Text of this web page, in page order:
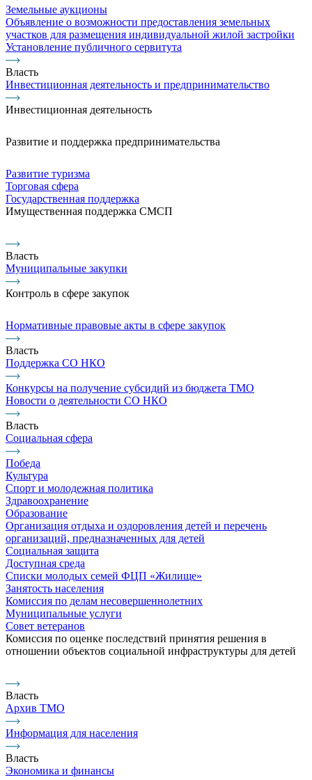
Земельные аукционы
Объявление о возможности предоставления земельных
участков для размещения индивидуальной жилой застройки
Установление публичного сервитута
Власть
Инвестиционная деятельность и предпринимательство
Инвестиционная деятельность
Развитие и поддержка предпринимательства
Развитие туризма
Торговая сфера
Государственная поддержка
Имущественная поддержка СМСП
Власть
Муниципальные закупки
Контроль в сфере закупок
Нормативные правовые акты в сфере закупок
Власть
Поддержка СО НКО
Конкурсы на получение субсидий из бюджета ТМО
Новости о деятельности СО НКО
Власть
Социальная сфера
Победа
Культура
Спорт и молодежная политика
Здравоохранение
Образование
Организация отдыха и оздоровления детей и перечень
организаций, предназначенных для детей
Социальная защита
Доступная среда
Списки молодых семей ФЦП «Жилище»
Занятость населения
Комиссия по делам несовершеннолетних
Муниципальные услуги
Совет ветеранов
Комиссия по оценке последствий принятия решения в
отношении объектов социальной инфраструктуры для детей
Власть
Архив ТМО
Информация для населения
Власть
Экономика и финансы